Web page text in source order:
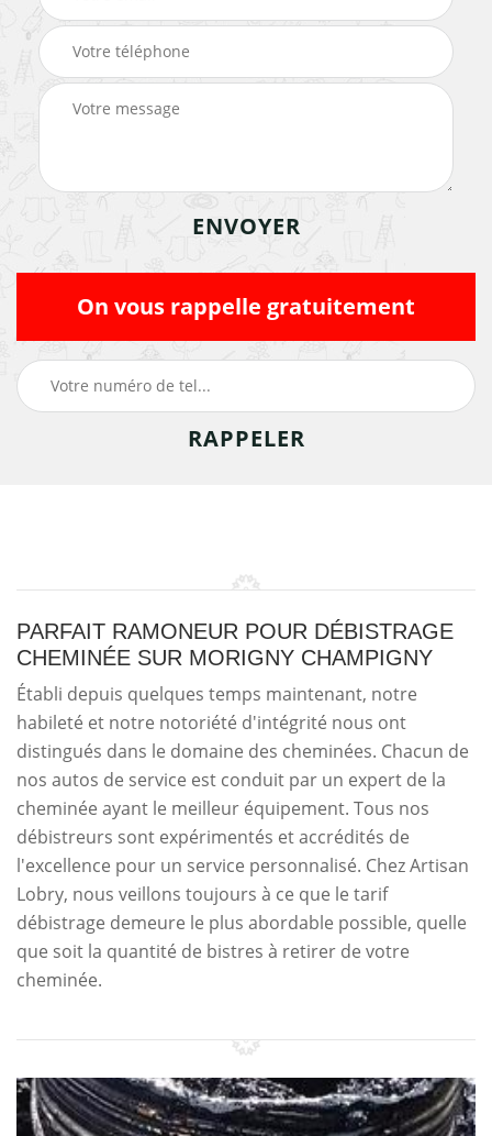
On vous rappelle gratuitement
PARFAIT RAMONEUR POUR DÉBISTRAGE
CHEMINÉE SUR MORIGNY CHAMPIGNY
Établi depuis quelques temps maintenant, notre
habileté et notre notoriété d'intégrité nous ont
distingués dans le domaine des cheminées. Chacun de
nos autos de service est conduit par un expert de la
cheminée ayant le meilleur équipement. Tous nos
débistreurs sont expérimentés et accrédités de
l'excellence pour un service personnalisé. Chez Artisan
Lobry, nous veillons toujours à ce que le tarif
débistrage demeure le plus abordable possible, quelle
que soit la quantité de bistres à retirer de votre
cheminée.